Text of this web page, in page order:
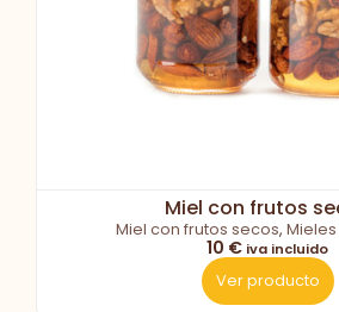
Miel con frutos
Miel con frutos secos,
10 € iva incluido
Ver producto